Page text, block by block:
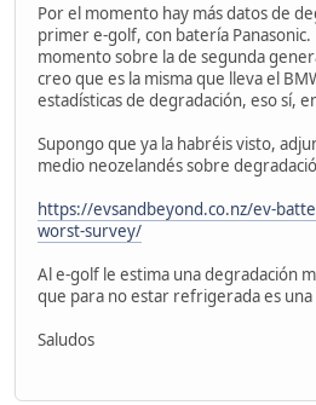
Por el momento hay más datos de
primer e-golf, con batería
momento sobre la de segunda
creo que es la misma que lleva el
estadísticas de degradación, eso sí,
Supongo que ya la habréis visto,
medio neozelandés sobre
https://evsandbeyond.co.nz/ev-
worst-survey/
Al e-golf le estima una degradación
que para no estar refrigerada es
Saludos